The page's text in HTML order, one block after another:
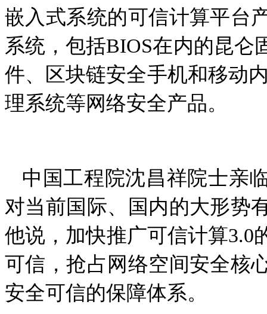
嵌入式系统的可信计算平台
系统，包括BIOS在内的昆仑
件、区块链安全手机和移动
理系统等网络安全产品。
中国工程院沈昌祥院士亲
对当前国际、国内的大形势
他说，加快推广可信计算3.0
可信，抢占网络空间安全核
安全可信的保障体系。